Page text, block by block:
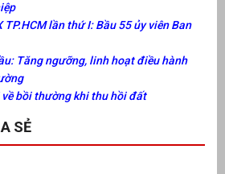
lần thứ I: Bầu 55 ủy viên Ban
Tăng ngưỡng, linh hoạt điều hành
về bồi thường khi thu hồi đất
SẺ